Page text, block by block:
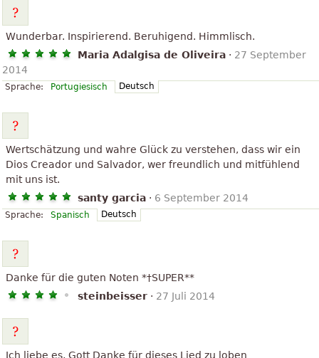
Wunderbar. Inspirierend. Beruhigend. Himmlisch.
Maria Adalgisa de Oliveira · 27 September
2014
Sprache: Portugiesisch Deutsch
Wertschätzung und wahre Glück zu verstehen, dass wir ein
Dios Creador und Salvador, wer freundlich und mitfühlend
mit uns ist.
santy garcia · 6 September 2014
Sprache: Spanisch Deutsch
Danke für die guten Noten *†SUPER**
steinbeisser · 27 Juli 2014
Ich liebe es, Gott Danke für dieses Lied zu loben